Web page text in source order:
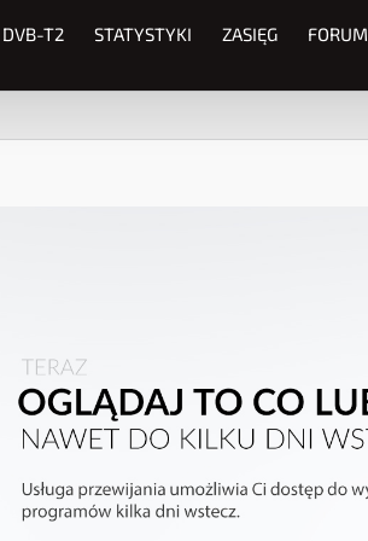
DVB-T2 STATYSTYKI ZASIĘG FORUM